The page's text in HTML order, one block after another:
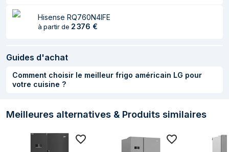
Autonomie en cas
de panne de
10 h
Nombre d'étoiles
possibilités de
conservation)
clayettes/bacs du
congélateur
Hisense RQ760N4IFE
à partir de 2 376 €
Guides d'achat
Comment choisir le meilleur frigo américain LG pour
votre cuisine ?
Meilleures alternatives & Produits similaires